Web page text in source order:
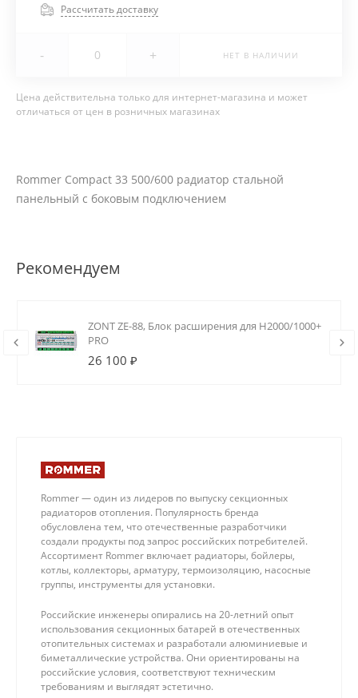
Рассчитать доставку
- + НЕТ В НАЛИЧИИ
Цена действительна только для интернет-магазина и может
отличаться от цен в розничных магазинах
Rommer Compact 33 500/600 радиатор стальной
панельный с боковым подключением
Рекомендуем
ZONT ZE-88, Блок расширения для H2000/1000+
PRO
26 100 ₽
Rommer — один из лидеров по выпуску секционных
радиаторов отопления. Популярность бренда
обусловлена тем, что отечественные разработчики
создали продукты под запрос российских потребителей.
Ассортимент Rommer включает радиаторы, бойлеры,
котлы, коллекторы, арматуру, термоизоляцию, насосные
группы, инструменты для установки.
Российские инженеры опирались на 20-летний опыт
использования секционных батарей в отечественных
отопительных системах и разработали алюминиевые и
биметаллические устройства. Они ориентированы на
российские условия, соответствуют техническим
требованиям и выглядят эстетично.